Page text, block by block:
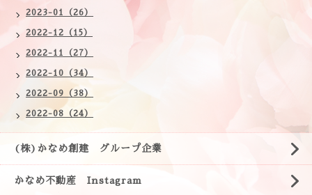
2023-01（26）
2022-12（15）
2022-11（27）
2022-10（34）
2022-09（38）
2022-08（24）
(株)かなめ創建 グループ企業
かなめ不動産 Instagram